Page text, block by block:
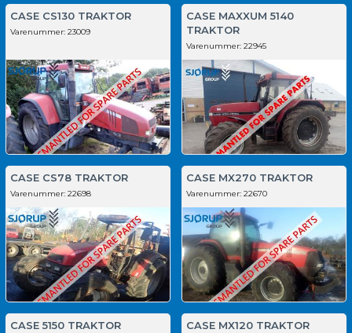
CASE CS130 TRAKTOR
Varenummer: 23009
CASE MAXXUM 5140
TRAKTOR
Varenummer: 22945
CASE CS78 TRAKTOR
Varenummer: 22698
CASE MX270 TRAKTOR
Varenummer: 22670
CASE 5150 TRAKTOR CASE MX120 TRAKTOR